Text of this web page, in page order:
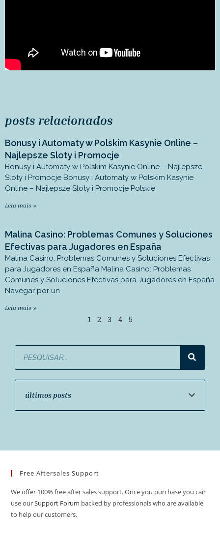
posts relacionados
Bonusy i Automaty w Polskim Kasynie Online –
Najlepsze Sloty i Promocje
Bonusy i Automaty w Polskim Kasynie Online – Najlepsze
Sloty i Promocje Bonusy i Automaty w Polskim Kasynie
Online – Najlepsze Sloty i Promocje Polskie
Leia mais »
Malina Casino: Problemas Comunes y Soluciones
Efectivas para Jugadores en España
Malina Casino: Problemas Comunes y Soluciones Efectivas
para Jugadores en España Malina Casino: Problemas
Comunes y Soluciones Efectivas para Jugadores en España
Navegar por un
Leia mais »
1 2 3 4 5
últimos posts
Free Aftersales Support
We offer 100% free after sales support. Once you purchase you can
use ourSupport Forum backed by professionals who are available
to help our customers.